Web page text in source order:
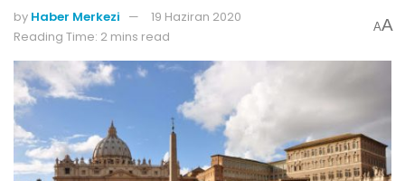
by Haber Merkezi
19 Haziran 2020
Reading Time: 2 mins read
AA